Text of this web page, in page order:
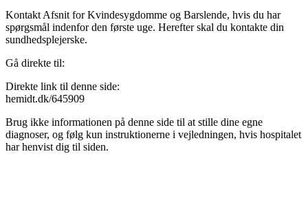
Kontakt Afsnit for Kvindesygdomme og Barslende, hvis du har
spørgsmål indenfor den første uge. Herefter skal du kontakte din
sundhedsplejerske.
Gå direkte til:
Direkte link til denne side:
hemidt.dk/645909
Brug ikke informationen på denne side til at stille dine egne
diagnoser, og følg kun instruktionerne i vejledningen, hvis hospitalet
har henvist dig til siden.